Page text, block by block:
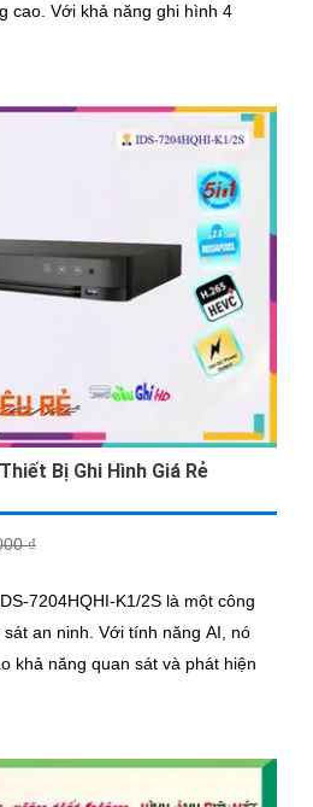
hình 4
Bị Ghi Hình Giá Rẻ
₫
7204HQHI-K1/2S là một công
tính năng AI, nó
khả năng quan sát và phát hiện